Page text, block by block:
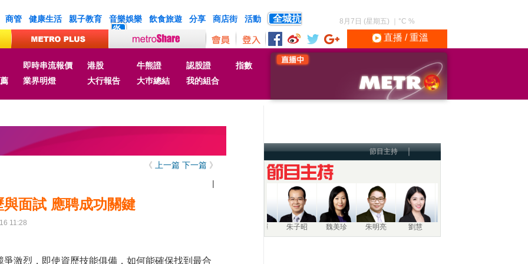
商管 健康生活 親子教育 音樂娛樂 飲食旅遊 分享 商店街 活動
全城抗
炎
8月7日 (星期五) °C %
直播 / 重溫
即時串流報價 港股 牛熊證 認股證
指數
業界明燈 大行報告 大巿總結 我的組合
《 上一篇 下一篇 》
|
與面試 應聘成功關鍵
11:28
爭激烈，即使資歷技能俱備，如何能確保找到最合
節目主持 ｜